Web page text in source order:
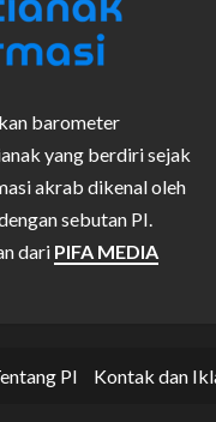
barometer
yang berdiri sejak
akrab dikenal oleh
sebutan PI.
dari PIFA MEDIA
PI Kontak dan